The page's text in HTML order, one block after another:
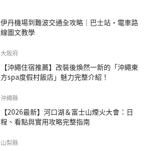
伊丹機場到難波交通全攻略｜巴士站・電車路
線圖文教學
大阪府
【沖繩住宿推薦】改裝後煥然一新的「沖繩東
方spa度假村飯店」魅力完整介紹！
沖繩縣
【2026最新】河口湖＆富士山煙火大會：日
程、看點與實用攻略完整指南
山梨縣